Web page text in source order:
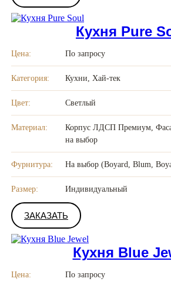
Кухня Pure
Цена: По запросу
Категория: Кухни, Хай-тек
Цвет: Светлый
Материал:
Корпус ЛДСП Премиум,
на выбор
Фурнитура: На выбор (Boyard, Blum,
Размер: Индивидуальный
ЗАКАЗАТЬ
Кухня Blue
Цена: По запросу